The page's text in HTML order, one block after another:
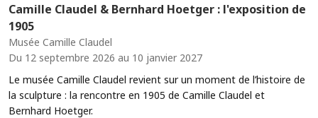
Camille Claudel & Bernhard Hoetger : l'exposition de
1905
Musée Camille Claudel
Du 12 septembre 2026 au 10 janvier 2027
Le musée Camille Claudel revient sur un moment de l’histoire de
la sculpture : la rencontre en 1905 de Camille Claudel et
Bernhard Hoetger.